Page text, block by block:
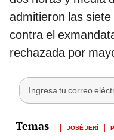
admitieron las
contra el
rechazada por
JOSÉ JERÍ